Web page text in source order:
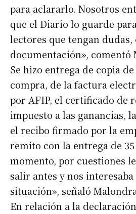
para aclararlo. Nosotros
que el Diario lo guarde
lectores que tengan dudas,
documentación», comentó
Se hizo entrega de copia
compra, de la factura
por AFIP, el certificado de
impuesto a las ganancias,
el recibo firmado por la
remito con la entrega de
momento, por cuestiones
salir antes y nos
situación», señaló
En relación a la